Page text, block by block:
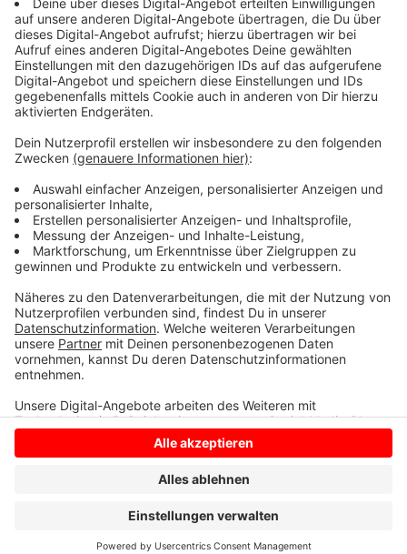
aus unser Region. Es handelt sich um einen Fall aus
Münster von 2001. Seitdem ist der mutmaßliche Täter
auf der Flucht. Er soll seine 32-jährigen
Lebensgefährtin vor den Augen der drei kleinen
gemeinsamen Kinder erstochen haben. Danach soll
sich der Gesuchte abgesetzt haben. 2010 fiel er in
Spanien auf, konnte aber entkommen. Die Polizei
erhofft sich von der Sendung heute neue Hinweise aus
der Bevölkerung. Die Fernsehsendung beginnt um 20
Uhr 15 im ZDF.
Anzeige
Anzeige